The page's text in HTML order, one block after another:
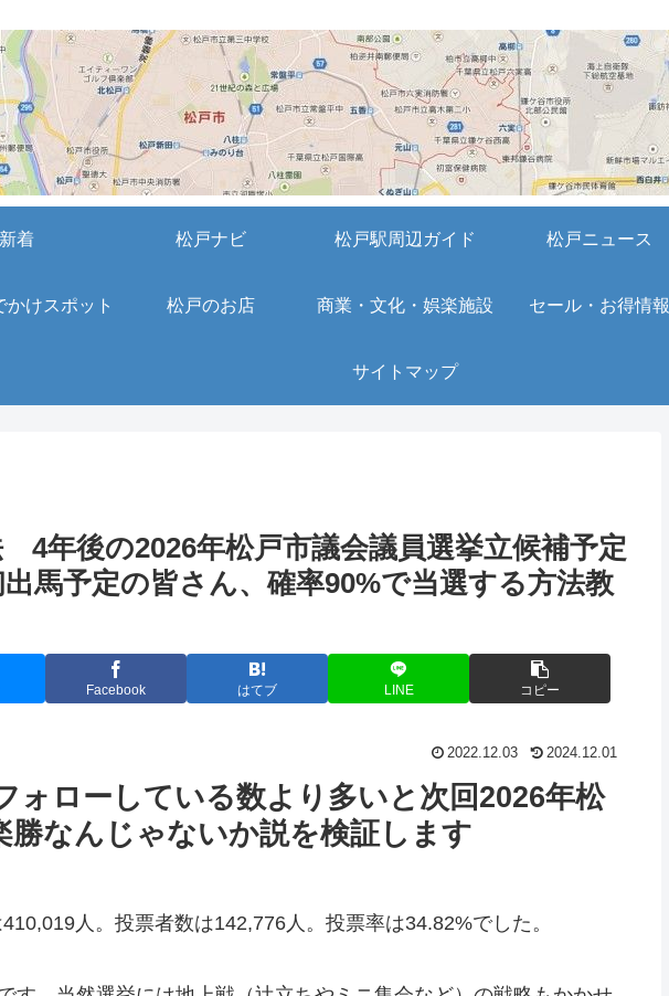
新着 松戸ナビ 松戸駅周辺ガイド 松戸ニュース
かけスポット 松戸のお店 商業・文化・娯楽施設 セール・お得情報
サイトマップ
4年後の2026年松戸市議会議員選挙立候補予定
馬予定の皆さん、確率90%で当選する方法教
Facebook はてブ LINE コピー
2022.12.03 2024.12.01
ォローしている数より多いと次回2026年松
勝なんじゃないか説を検証します
人。投票者数は142,776人。投票率は34.82%でした。